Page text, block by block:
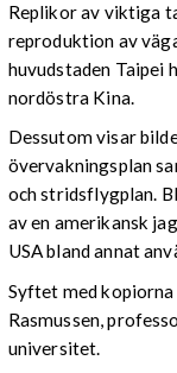
Replikor av viktiga
reproduktion av
huvudstaden Taipei
nordöstra Kina.
Dessutom visar
övervakningsplan
och stridsflygplan.
av en amerikansk
USA bland annat
Syftet med
Rasmussen,
universitet.